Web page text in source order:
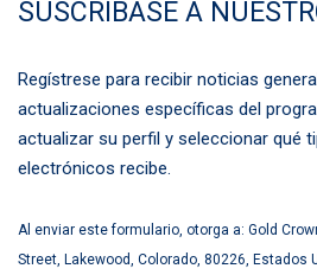
SUSCRÍBASE A
Regístrese para recibir noticias
actualizaciones específicas del
actualizar su perfil y seleccionar qué
electrónicos recibe.
Al enviar este formulario, otorga a: Gold
Street, Lakewood, Colorado, 80226, Estados